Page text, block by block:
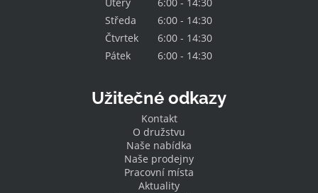
Středa
6:00 - 14:30
Čtvrtek
6:00 - 14:30
Pátek
6:00 - 14:30
Užitečné odkazy
Kontakt
O družstvu
Naše nabídka
Naše prodejny
Pracovní místa
Aktuality